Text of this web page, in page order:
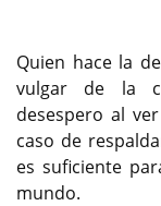
Quien hace la
vulgar de la
desespero al
caso de
es suficiente
mundo.